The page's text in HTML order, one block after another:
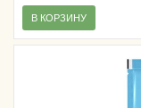
В КОРЗИНУ